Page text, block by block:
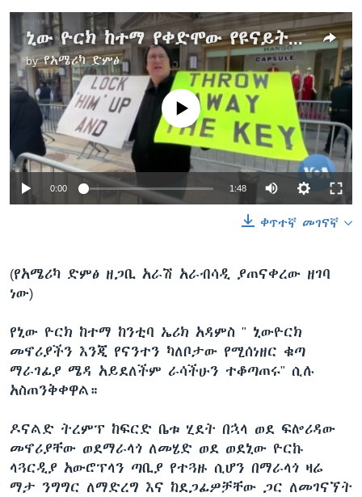
ኒው ዮርክ ከተማ የቀድሞው የዩናይትድ ስቴትስ ፕሬዚዳንት እጃቸውን እንዲሰጡ እየተጠባበቀች ነው
byየአሜሪካ ድምፅ
No media source currently available
0:00 1:48
ቀጥተኛ መገናኛ
(የአሜሪካ ድምፅ ዘጋቢ አራሽ አራብሳዲ ያጠናቀረው ዘገባ
ነው)
የኒው ዮርክ ከተማ ከንቲባ ኤሪክ አዳምስ " ኒውዮርክ
መኖሪያችን እንጂ የናንተን ካለቦታው የሚሰነዘር ቁጣ
ማራገፊያ ሜዳ አይደለችም ራሳችሁን ተቆጣጠሩ" ሲሉ
አስጠንቅቀዋል።
ዶናልድ ትረምፕ ከፍርድ ቤቱ ሂደት በኋላ ወደ ፍሎሪዳው
መኖሪያቸው ወደማራላጎ ለመሄድ ወደ ወደኒው ዮርኩ
ላጓርዲያ አውሮፕላን ጣቢያ የተጓዙ ሲሆን በማራላጎ ዛሬ
ማታ ንግግር ለማድረግ እና ከደጋፊዎቻቸው ጋር ለመገናኘት